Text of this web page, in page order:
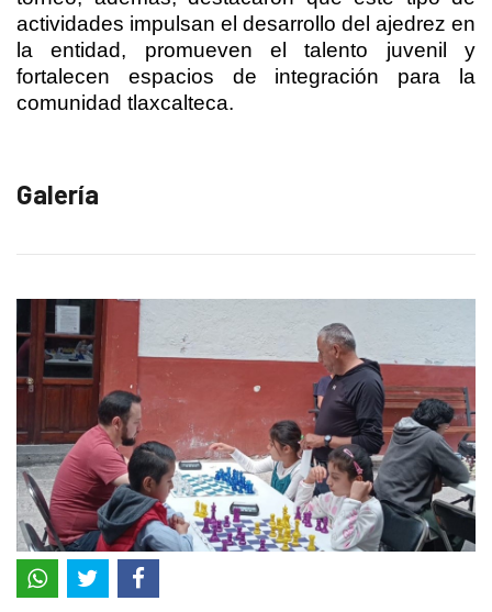
actividades impulsan el desarrollo del ajedrez en
la entidad, promueven el talento juvenil y
fortalecen espacios de integración para la
comunidad tlaxcalteca.
Galería